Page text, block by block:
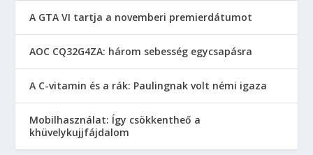
A GTA VI tartja a novemberi premierdátumot
AOC CQ32G4ZA: három sebesség egycsapásra
A C-vitamin és a rák: Paulingnak volt némi igaza
Mobilhasználat: Így csökkentheő a
khüvelykujjfájdalom